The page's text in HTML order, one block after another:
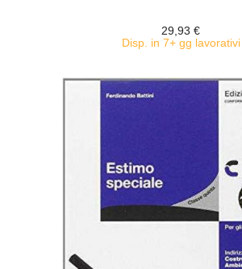
29,93 €
Disp. in 7+ gg lavorativi